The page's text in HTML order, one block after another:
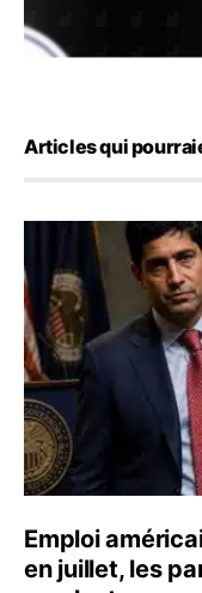
Articles qui
Emploi américain
Emploi
en juillet, les